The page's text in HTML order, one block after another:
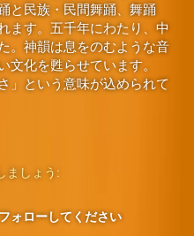
と民族・民間舞踊、舞踊
ます。五千年にわたり、中
。神韻は息をのむような音
文化を甦らせています。
」という意味が込められて
ましょう:
ォローしてください